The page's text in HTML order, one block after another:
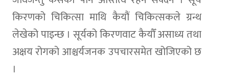
किरणको चिकित्सा माथि कैयौं चिकित्सकले ग्रन्थ
लेखेको पाइन्छ । सूर्यको किरणवाट कैयौँ असाध्य तथा
अक्षय रोगको आश्चर्यजनक उपचारसमेत खोजिएको छ
।